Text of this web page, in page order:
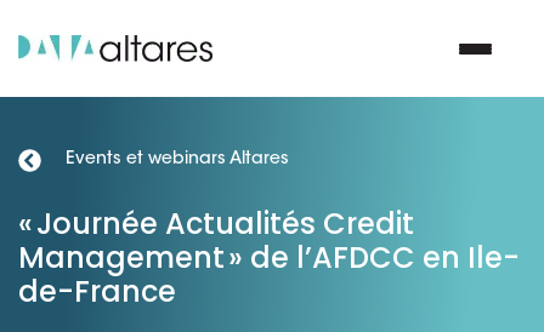
Vos enjeux
Events et webinars Altares
« Journée Actualités Credit
Management » de l’AFDCC en Ile-
de-France